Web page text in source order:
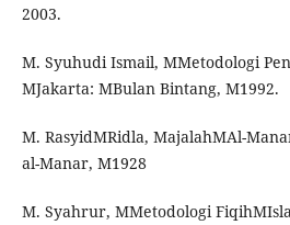
2003.
M. Syuhudi Ismail, MMetodologi
MJakarta: MBulan Bintang, M1992.
M. RasyidMRidla, MajalahMAl-
al-Manar, M1928
M. Syahrur, MMetodologi